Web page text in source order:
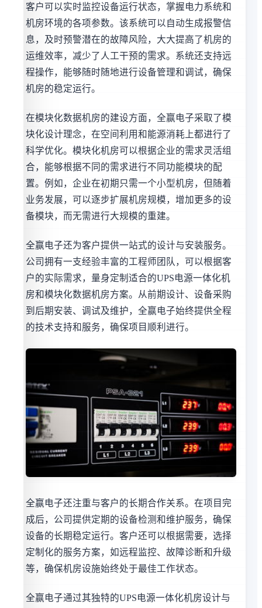
客户可以实时监控设备运行状态，掌握电力系统和
机房环境的各项参数。该系统可以自动生成报警信
息，及时预警潜在的故障风险，大大提高了机房的
运维效率，减少了人工干预的需求。系统还支持远
程操作，能够随时随地进行设备管理和调试，确保
机房的稳定运行。
在模块化数据机房的建设方面，全赢电子采取了模
块化设计理念，在空间利用和能源消耗上都进行了
科学优化。模块化机房可以根据企业的需求灵活组
合，能够根据不同的需求进行不同功能模块的配
置。例如，企业在初期只需一个小型机房，但随着
业务发展，可以逐步扩展机房规模，增加更多的设
备模块，而无需进行大规模的重建。
全赢电子还为客户提供一站式的设计与安装服务。
公司拥有一支经验丰富的工程师团队，可以根据客
户的实际需求，量身定制适合的UPS电源一体化机
房和模块化数据机房方案。从前期设计、设备采购
到后期安装、调试及维护，全赢电子始终提供全程
的技术支持和服务，确保项目顺利进行。
全赢电子还注重与客户的长期合作关系。在项目完
成后，公司提供定期的设备检测和维护服务，确保
设备的长期稳定运行。客户还可以根据需要，选择
定制化的服务方案，如远程监控、故障诊断和升级
等，确保机房设施始终处于最佳工作状态。
全赢电子通过其独特的UPS电源一体化机房设计与